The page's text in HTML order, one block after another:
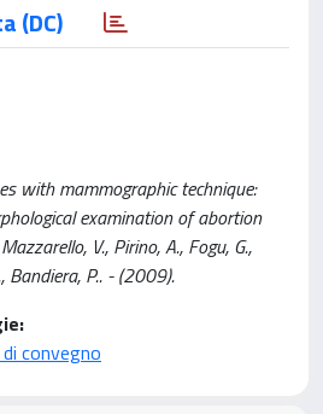
(DC)
with mammographic technique:
examination of abortion
V., Pirino, A., Fogu, G.,
Bandiera, P.. - (2009).
convegno